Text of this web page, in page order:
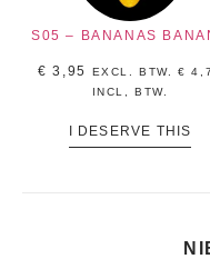
S05 – BANANAS
€ 3,95 EXCL. BTW.€
INCL, BTW.
I DESERVE THIS